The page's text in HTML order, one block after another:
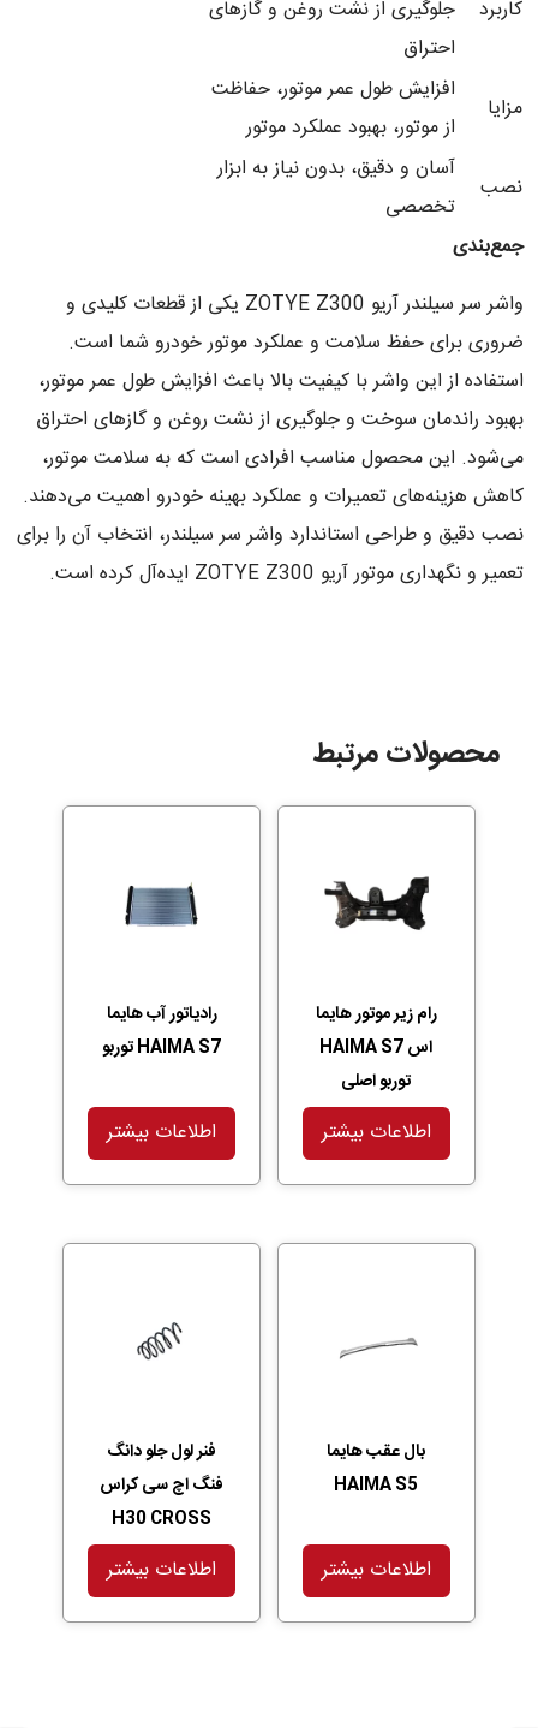
کاربرد
جلوگیری از نشت روغن و گازهای
احتراق
مزایا
افزایش طول عمر موتور، حفاظت
از موتور، بهبود عملکرد موتور
نصب
آسان و دقیق، بدون نیاز به ابزار
تخصصی
جمع‌بندی
واشر سر سیلندر آریو ZOTYE Z300 یکی از قطعات کلیدی و
ضروری برای حفظ سلامت و عملکرد موتور خودرو شما است.
استفاده از این واشر با کیفیت بالا باعث افزایش طول عمر موتور،
بهبود راندمان سوخت و جلوگیری از نشت روغن و گازهای احتراق
می‌شود. این محصول مناسب افرادی است که به سلامت موتور،
کاهش هزینه‌های تعمیرات و عملکرد بهینه خودرو اهمیت می‌دهند.
نصب دقیق و طراحی استاندارد واشر سر سیلندر، انتخاب آن را برای
تعمیر و نگهداری موتور آریو ZOTYE Z300 ایده‌آل کرده است.
محصولات مرتبط
رام زیر موتور هایما
اس HAIMA S7
توربو اصلی
اطلاعات بیشتر
رادیاتور آب هایما
HAIMA S7 توربو
اطلاعات بیشتر
بال عقب هایما
HAIMA S5
اطلاعات بیشتر
فنر لول جلو دانگ
فنگ اچ سی کراس
H30 CROSS
اطلاعات بیشتر